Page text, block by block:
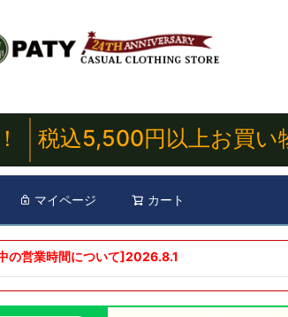
税込5,500円以上お買い
マイページ カート
の営業時間について]2026.8.1